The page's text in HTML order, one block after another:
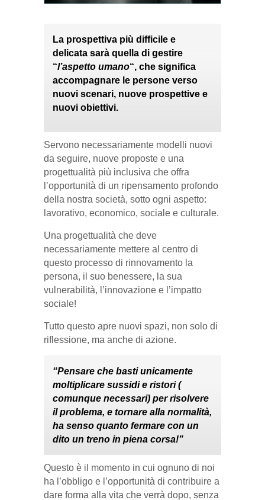
La prospettiva più difficile e
delicata sarà quella di gestire
“l’aspetto umano“, che significa
accompagnare le persone verso
nuovi scenari, nuove prospettive e
nuovi obiettivi.
Servono necessariamente modelli nuovi
da seguire, nuove proposte e una
progettualità più inclusiva che offra
l’opportunità di un ripensamento profondo
della nostra società, sotto ogni aspetto:
lavorativo, economico, sociale e culturale.
Una progettualità che deve
necessariamente mettere al centro di
questo processo di rinnovamento la
persona, il suo benessere, la sua
vulnerabilità, l’innovazione e l’impatto
sociale!
Tutto questo apre nuovi spazi, non solo di
riflessione, ma anche di azione.
“Pensare che basti unicamente
moltiplicare sussidi e ristori (
comunque necessari) per risolvere
il problema, e tornare alla normalità,
ha senso quanto fermare con un
dito un treno in piena corsa!”
Questo è il momento in cui ognuno di noi
ha l’obbligo e l’opportunità di contribuire a
dare forma alla vita che verrà dopo, senza